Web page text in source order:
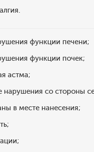
функции печени;
функции почек;
астма;
со стороны
в месте нанесения;